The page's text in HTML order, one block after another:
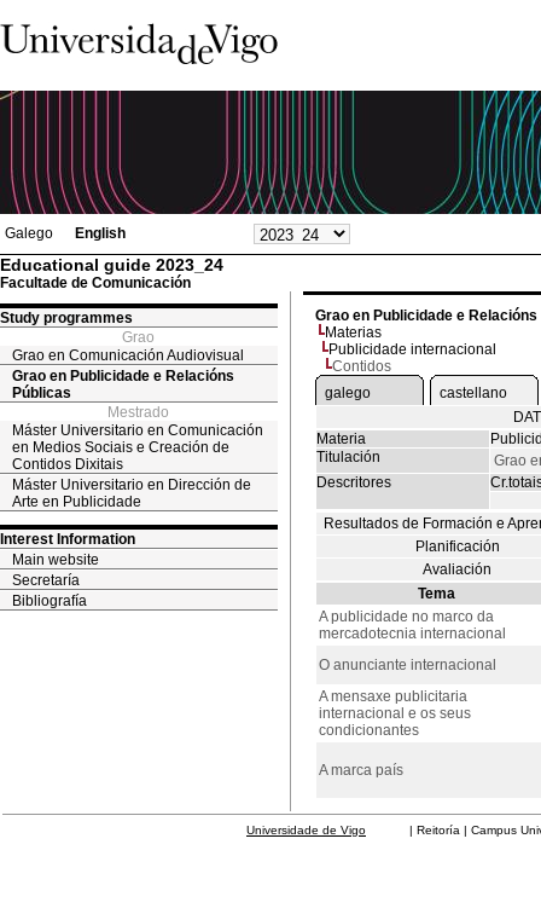
Galego English
Educational guide 2023_24
Facultade de Comunicación
Study programmes
Grao
Grao en Comunicación Audiovisual
Grao en Publicidade e Relacións
Públicas
Mestrado
Máster Universitario en Comunicación
en Medios Sociais e Creación de
Contidos Dixitais
Máster Universitario en Dirección de
Arte en Publicidade
Interest Information
Main website
Secretaría
Bibliografía
Grao en Publicidade e
Materias
Publicidade internacional
Contidos
galego
castellano
Materia
Titulación
Grao
Descritores
Resultados de Formación e
Planificación
Avaliación
Tema
A publicidade no marco da
mercadotecnia internacional
O anunciante internacional
A mensaxe publicitaria
internacional e os seus
condicionantes
A marca país
Universidade de Vigo | Reitoría | Campus